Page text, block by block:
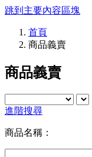
跳到主要內容區塊
首頁
商品義賣
商品義賣
進階搜尋
商品名稱：